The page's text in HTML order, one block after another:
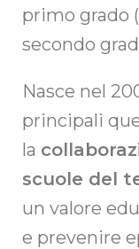
primo grado
secondo
Nasce nel
principali
la
scuole del
un valore
e prevenire